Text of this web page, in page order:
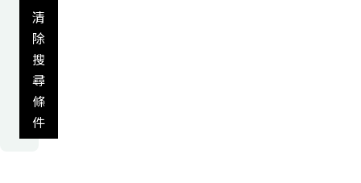
清
除
搜
尋
條
件